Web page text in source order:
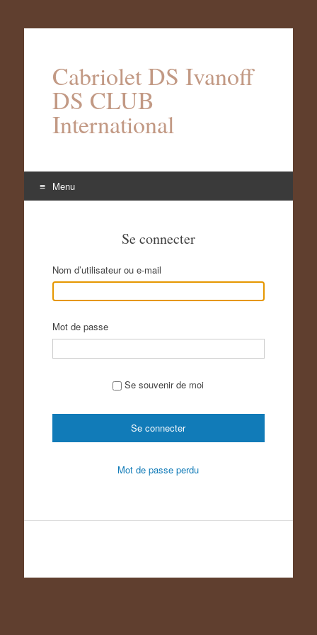
Cabriolet DS Ivanoff
DS CLUB
International
Menu
Se connecter
Nom d’utilisateur ou e-mail
Mot de passe
Se souvenir de moi
Mot de passe perdu